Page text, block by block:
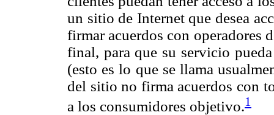
un sitio de Internet que desea
firmar acuerdos con operadores
final, para que su servicio
(esto es lo que se llama
del sitio no firma acuerdos con
a los consumidores objetivo.1